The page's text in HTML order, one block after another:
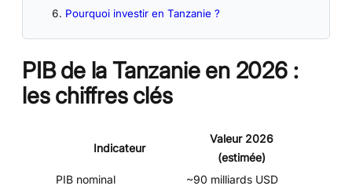
Pourquoi investir en Tanzanie ?
PIB de la Tanzanie en 2026 :
les chiffres clés
Indicateur
Valeur 2026
(estimée)
PIB nominal
~90 milliards USD